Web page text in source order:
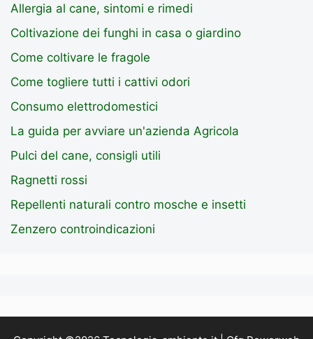
Allergia al cane, sintomi e rimedi
Coltivazione dei funghi in casa o giardino
Come coltivare le fragole
Come togliere tutti i cattivi odori
Consumo elettrodomestici
La guida per avviare un'azienda Agricola
Pulci del cane, consigli utili
Ragnetti rossi
Repellenti naturali contro mosche e insetti
Zenzero controindicazioni